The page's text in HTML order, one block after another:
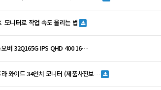
모니터로 작업 속도 올리는 법
버 32Q165G IPS QHD 400 16…
와이드 34인치 모니터 (제품사진보…